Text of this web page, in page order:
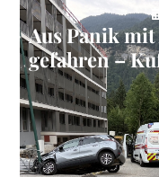
Aus Panik
gefahren –